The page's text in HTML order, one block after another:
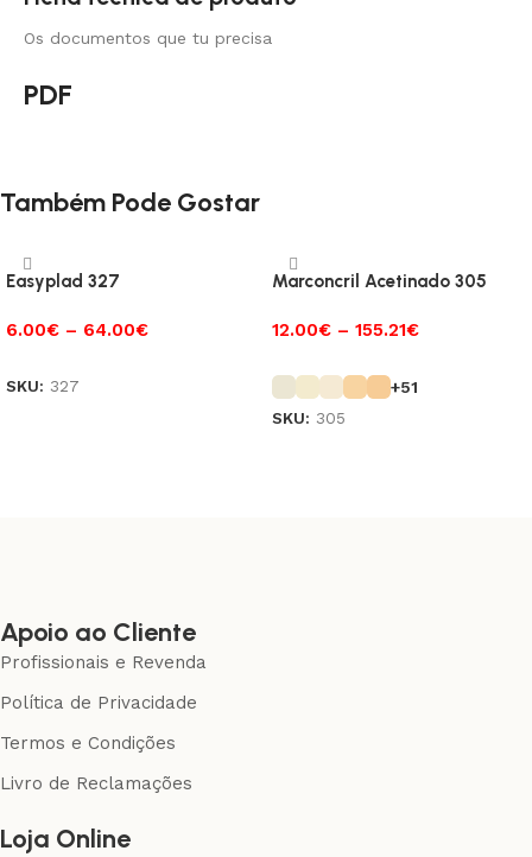
Os documentos que tu precisa
PDF
Também Pode Gostar
Easyplad 327
6.00€ – 64.00€
SKU: 327
Marconcril Acetinado 305
12.00€ – 155.21€
+51
SKU: 305
Apoio ao Cliente
Profissionais e Revenda
Política de Privacidade
Termos e Condições
Livro de Reclamações
Loja Online